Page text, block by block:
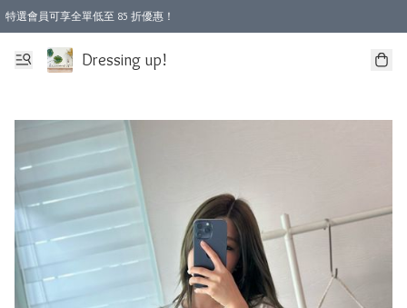
特選會員可享全單低至 85 折優惠！
Dressing up!